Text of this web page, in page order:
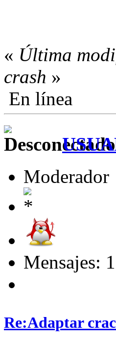
« Última
crash »
En línea
Moderador
Mensajes:
Re:Adaptar